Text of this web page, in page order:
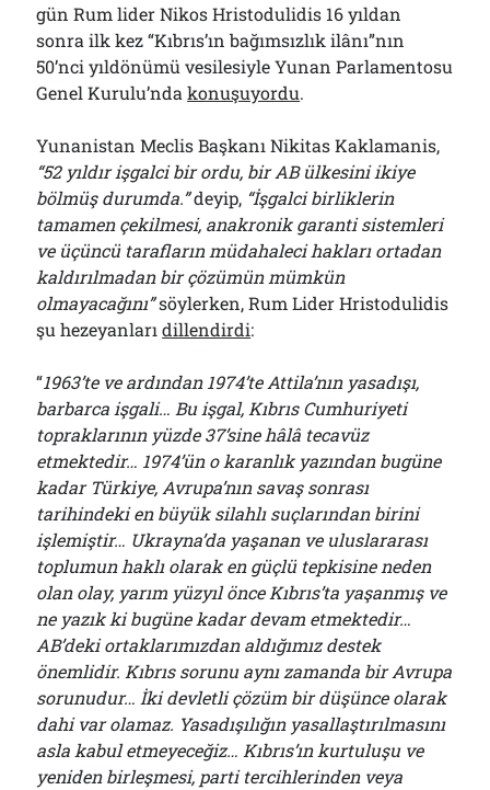
gün Rum lider Nikos Hristodulidis 16 yıldan
sonra ilk kez “Kıbrıs’ın bağımsızlık ilânı”nın
50’nci yıldönümü vesilesiyle Yunan Parlamentosu
Genel Kurulu’ndakonuşuyordu.
Yunanistan Meclis Başkanı Nikitas Kaklamanis,
“52 yıldır işgalci bir ordu, bir AB ülkesini ikiye
bölmüş durumda.”deyip, “İşgalci birliklerin
tamamen çekilmesi, anakronik garanti sistemleri
ve üçüncü tarafların müdahaleci hakları ortadan
kaldırılmadan bir çözümün mümkün
olmayacağını”söylerken, Rum Lider Hristodulidis
şu hezeyanlarıdillendirdi:
“1963’te ve ardından 1974’te Attila’nın yasadışı,
barbarca işgali… Bu işgal, Kıbrıs Cumhuriyeti
topraklarının yüzde 37’sine hâlâ tecavüz
etmektedir… 1974’ün o karanlık yazından bugüne
kadar Türkiye, Avrupa’nın savaş sonrası
tarihindeki en büyük silahlı suçlarından birini
işlemiştir… Ukrayna’da yaşanan ve uluslararası
toplumun haklı olarak en güçlü tepkisine neden
olan olay, yarım yüzyıl önce Kıbrıs’ta yaşanmış ve
ne yazık ki bugüne kadar devam etmektedir…
AB’deki ortaklarımızdan aldığımız destek
önemlidir. Kıbrıs sorunu aynı zamanda bir Avrupa
sorunudur… İki devletli çözüm bir düşünce olarak
dahi var olamaz. Yasadışılığın yasallaştırılmasını
asla kabul etmeyeceğiz… Kıbrıs’ın kurtuluşu ve
yeniden birleşmesi, parti tercihlerinden veya